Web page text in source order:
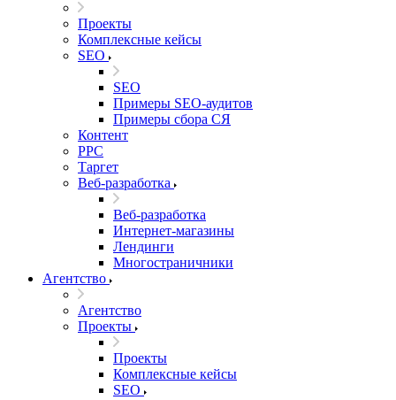
Проекты
Комплексные кейсы
SEO
SEO
Примеры SEO-аудитов
Примеры сбора СЯ
Контент
PPC
Таргет
Веб-разработка
Веб-разработка
Интернет-магазины
Лендинги
Многостраничники
Агентство
Агентство
Проекты
Проекты
Комплексные кейсы
SEO